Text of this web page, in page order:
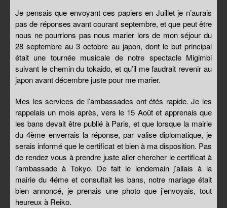
Je pensais que envoyant ces papiers en Juillet je n’aurais
pas de réponses avant courant septembre, et que peut être
nous ne pourrions pas nous marier lors de mon séjour du
28 septembre au 3 octobre au japon, dont le but principal
était une tournée musicale de notre spectacle Migimbi
suivant le chemin du tokaido, et qu’il me faudrait revenir au
japon avant décembre juste pour me marier.
Mes les services de l’ambassades ont étés rapide. Je les
rappelais un mois après, vers le 15 Août et apprenais que
les bans devait être publié à Paris, et que lorsque la mairie
du 4ème enverrais la réponse, par valise diplomatique, je
serais informé que le certificat et bien à ma disposition. Pas
de rendez vous à prendre juste aller chercher le certificat à
l’ambassade à Tokyo. De fait le lendemain j’allais à la
mairie du 4éme et consultait les bans, notre mariage était
bien annoncé, je prenais une photo que j’envoyais, tout
heureux à Reiko.